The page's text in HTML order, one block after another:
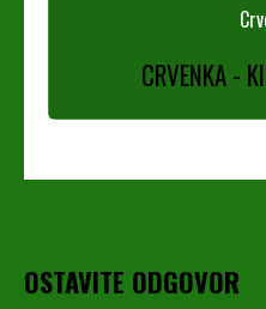
CRVENKA -
OSTAVITE ODGOVOR